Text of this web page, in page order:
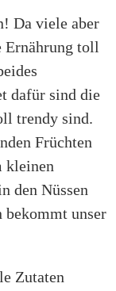
Da viele aber
Ernährung toll
dafür sind die
trendy sind.
Früchten
kleinen
den Nüssen
bekommt unser
Zutaten